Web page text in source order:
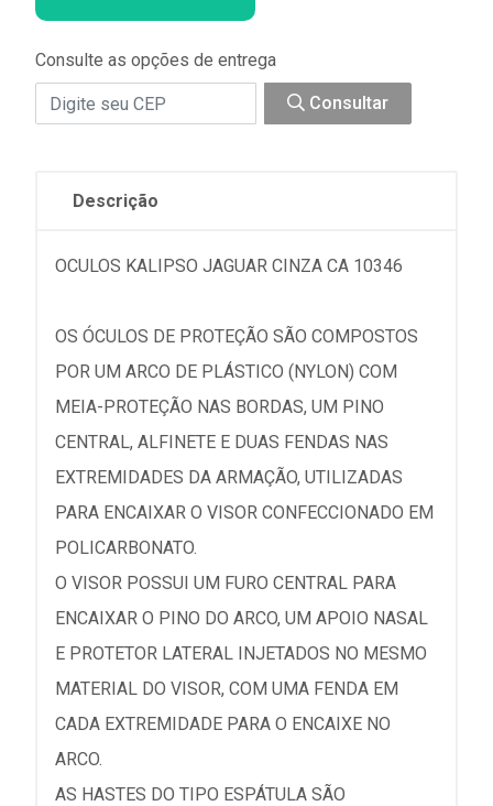
Consulte as opções de entrega
Consultar
Descrição
OCULOS KALIPSO JAGUAR CINZA CA 10346
OS ÓCULOS DE PROTEÇÃO SÃO COMPOSTOS
POR UM ARCO DE PLÁSTICO (NYLON) COM
MEIA-PROTEÇÃO NAS BORDAS, UM PINO
CENTRAL, ALFINETE E DUAS FENDAS NAS
EXTREMIDADES DA ARMAÇÃO, UTILIZADAS
PARA ENCAIXAR O VISOR CONFECCIONADO EM
POLICARBONATO.
O VISOR POSSUI UM FURO CENTRAL PARA
ENCAIXAR O PINO DO ARCO, UM APOIO NASAL
E PROTETOR LATERAL INJETADOS NO MESMO
MATERIAL DO VISOR, COM UMA FENDA EM
CADA EXTREMIDADE PARA O ENCAIXE NO
ARCO.
AS HASTES DO TIPO ESPÁTULA SÃO